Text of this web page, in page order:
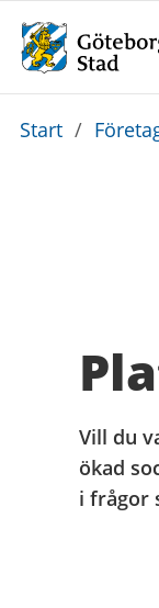
Du
Start /
Vill du
ökad
i frågor